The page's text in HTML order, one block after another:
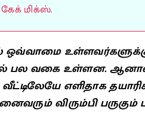
மிக்ஸ்.
ஒவ்வாமை
பல வகை உள்ளன.
எளிதாக
விரும்பி